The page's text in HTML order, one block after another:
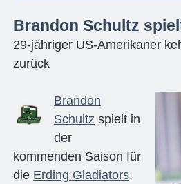
Brandon Schultz
29-jähriger US-Amerikaner
zurück
Brandon
Schultz spielt in
der
kommenden Saison für
die Erding Gladiators.